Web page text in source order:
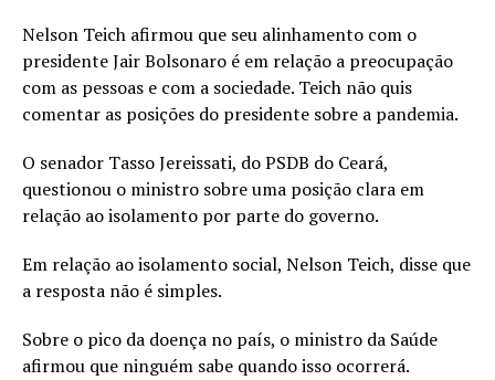
Nelson Teich afirmou que seu alinhamento com o
presidente Jair Bolsonaro é em relação a preocupação
com as pessoas e com a sociedade. Teich não quis
comentar as posições do presidente sobre a pandemia.
O senador Tasso Jereissati, do PSDB do Ceará,
questionou o ministro sobre uma posição clara em
relação ao isolamento por parte do governo.
Em relação ao isolamento social, Nelson Teich, disse que
a resposta não é simples.
Sobre o pico da doença no país, o ministro da Saúde
afirmou que ninguém sabe quando isso ocorrerá.